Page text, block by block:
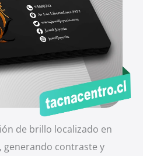
de brillo localizado en
generando contraste y